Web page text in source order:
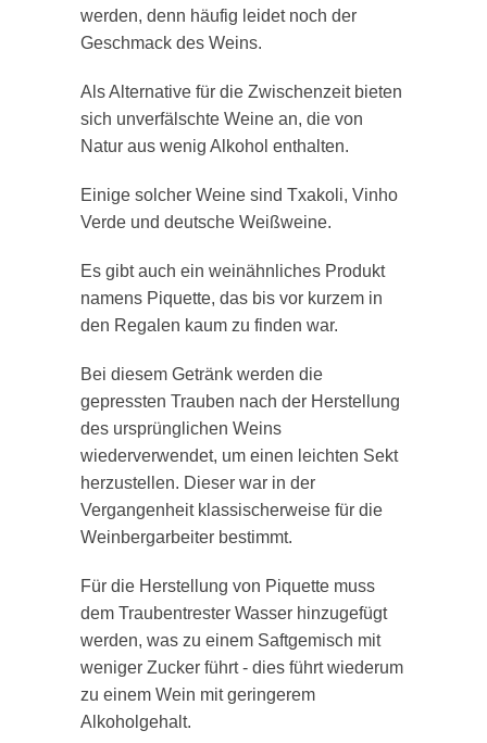
werden, denn häufig leidet noch der
Geschmack des Weins.
Als Alternative für die Zwischenzeit bieten
sich unverfälschte Weine an, die von
Natur aus wenig Alkohol enthalten.
Einige solcher Weine sind Txakoli, Vinho
Verde und deutsche Weißweine.
Es gibt auch ein weinähnliches Produkt
namens Piquette, das bis vor kurzem in
den Regalen kaum zu finden war.
Bei diesem Getränk werden die
gepressten Trauben nach der Herstellung
des ursprünglichen Weins
wiederverwendet, um einen leichten Sekt
herzustellen. Dieser war in der
Vergangenheit klassischerweise für die
Weinbergarbeiter bestimmt.
Für die Herstellung von Piquette muss
dem Traubentrester Wasser hinzugefügt
werden, was zu einem Saftgemisch mit
weniger Zucker führt - dies führt wiederum
zu einem Wein mit geringerem
Alkoholgehalt.